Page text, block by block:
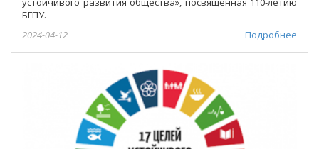
БГПУ.
Подробнее
2024-04-12